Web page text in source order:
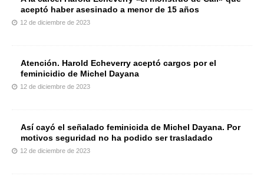
aceptó haber asesinado a menor de 15 años
12 de diciembre de 2023
Atención. Harold Echeverry aceptó cargos por el
feminicidio de Michel Dayana
12 de diciembre de 2023
Así cayó el señalado feminicida de Michel Dayana. Por
motivos seguridad no ha podido ser trasladado
12 de diciembre de 2023